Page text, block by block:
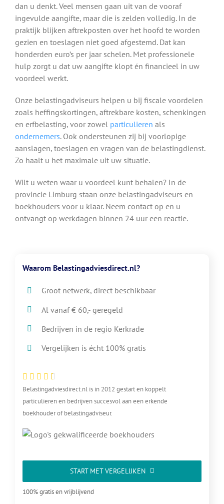
dan u denkt. Veel mensen gaan uit van de vooraf
ingevulde aangifte, maar die is zelden volledig. In de
praktijk blijken aftrekposten over het hoofd te worden
gezien en toeslagen niet goed afgestemd. Dat kan
honderden euro’s per jaar schelen. Met professionele
hulp zorgt u dat uw aangifte klopt én financieel in uw
voordeel werkt.
Onze belastingadviseurs helpen u bij fiscale voordelen
zoals heffingskortingen, aftrekbare kosten, schenkingen
en erfbelasting, voor zowel particulieren als
ondernemers. Ook ondersteunen zij bij voorlopige
aanslagen, toeslagen en vragen van de belastingdienst.
Zo haalt u het maximale uit uw situatie.
Wilt u weten waar u voordeel kunt behalen? In de
provincie Limburg staan onze belastingadviseurs en
boekhouders voor u klaar. Neem contact op en u
ontvangt op werkdagen binnen 24 uur een reactie.
Waarom Belastingadviesdirect.nl?
Groot netwerk, direct beschikbaar
Al vanaf € 60,- geregeld
Bedrijven in de regio Kerkrade
Vergelijken is écht 100% gratis
Belastingadviesdirect.nl is in 2012 gestart en koppelt
particulieren en bedrijven succesvol aan een erkende
boekhouder of belastingadviseur.
START MET VERGELIJKEN
100% gratis en vrijblijvend